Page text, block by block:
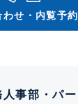
ー、 TVモニ
わせ・内覧予約
事部・パ